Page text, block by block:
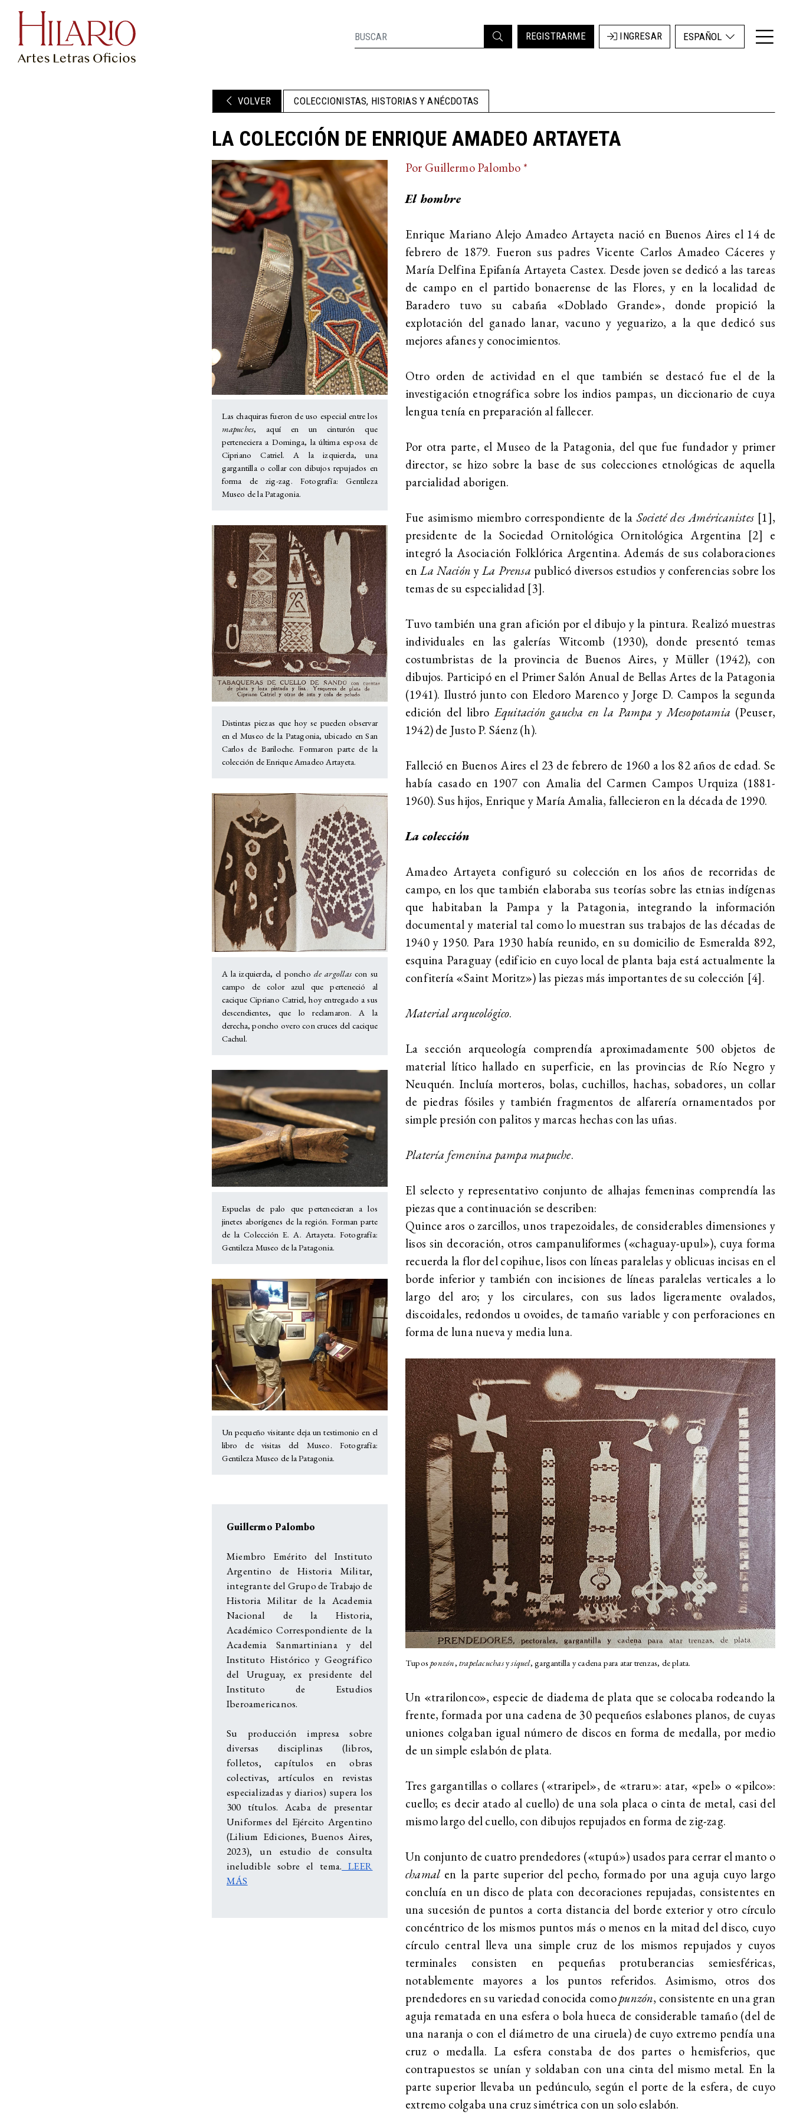
REGISTRARME INGRESAR ESPAÑOL
VOLVER COLECCIONISTAS, HISTORIAS Y ANÉCDOTAS
LA COLECCIÓN DE ENRIQUE AMADEO ARTAYETA
Las chaquiras fueron de uso especial entre los
mapuches, aquí en un cinturón que
perteneciera a Dominga, la última esposa de
Cipriano Catriel. A la izquierda, una
gargantilla o collar con dibujos repujados en
forma de zig-zag. Fotografía: Gentileza
Museo de la Patagonia.
Distintas piezas que hoy se pueden observar
en el Museo de la Patagonia, ubicado en San
Carlos de Bariloche. Formaron parte de la
colección de Enrique Amadeo Artayeta.
A la izquierda, el poncho de argollascon su
campo de color azul que perteneció al
cacique Cipriano Catriel, hoy entregado a sus
descendientes, que lo reclamaron. A la
derecha, poncho overo con cruces del cacique
Cachul.
Espuelas de palo que pertenecieran a los
jinetes aborígenes de la región. Forman parte
de la Colección E. A. Artayeta. Fotografía:
Gentileza Museo de la Patagonia.
Un pequeño visitante deja un testimonio en el
libro de visitas del Museo. Fotografía:
Gentileza Museo de la Patagonia.
Guillermo Palombo
Miembro Emérito del Instituto
Argentino de Historia Militar,
integrante del Grupo de Trabajo de
Historia Militar de la Academia
Nacional de la Historia,
Académico Correspondiente de la
Academia Sanmartiniana y del
Instituto Histórico y Geográfico
del Uruguay, ex presidente del
Instituto de Estudios
Iberoamericanos.
Su producción impresa sobre
diversas disciplinas (libros,
folletos, capítulos en obras
colectivas, artículos en revistas
especializadas y diarios) supera los
300 títulos. Acaba de presentar
Uniformes del Ejército Argentino
(Lilium Ediciones, Buenos Aires,
2023), un estudio de consulta
ineludible sobre el tema. LEER
MÁS
Por Guillermo Palombo *
El hombre
Enrique Mariano Alejo Amadeo Artayeta nació en Buenos Aires el 14 de
febrero de 1879. Fueron sus padres Vicente Carlos Amadeo Cáceres y
María Delfina Epifanía Artayeta Castex. Desde joven se dedicó a las tareas
de campo en el partido bonaerense de las Flores, y en la localidad de
Baradero tuvo su cabaña «Doblado Grande», donde propició la
explotación del ganado lanar, vacuno y yeguarizo, a la que dedicó sus
mejores afanes y conocimientos.
Otro orden de actividad en el que también se destacó fue el de la
investigación etnográfica sobre los indios pampas, un diccionario de cuya
lengua tenía en preparación al fallecer.
Por otra parte, el Museo de la Patagonia, del que fue fundador y primer
director, se hizo sobre la base de sus colecciones etnológicas de aquella
parcialidad aborigen.
Fue asimismo miembro correspondiente de laSocieté des Américanistes [1],
presidente de la Sociedad Ornitológica Ornitológica Argentina [2] e
integró la Asociación Folklórica Argentina. Además de sus colaboraciones
enLa Nación yLa Prensa publicó diversos estudios y conferencias sobre los
temas de su especialidad [3].
Tuvo también una gran afición por el dibujo y la pintura. Realizó muestras
individuales en las galerías Witcomb (1930), donde presentó temas
costumbristas de la provincia de Buenos Aires, y Müller (1942), con
dibujos. Participó en el Primer Salón Anual de Bellas Artes de la Patagonia
(1941). Ilustró junto con Eledoro Marenco y Jorge D. Campos la segunda
edición del libroEquitación gaucha en la Pampa y Mesopotamia (Peuser,
1942) de Justo P. Sáenz (h).
Falleció en Buenos Aires el 23 de febrero de 1960 a los 82 años de edad. Se
había casado en 1907 con Amalia del Carmen Campos Urquiza (1881-
1960). Sus hijos, Enrique y María Amalia, fallecieron en la década de 1990.
La colección
Amadeo Artayeta configuró su colección en los años de recorridas de
campo, en los que también elaboraba sus teorías sobre las etnias indígenas
que habitaban la Pampa y la Patagonia, integrando la información
documental y material tal como lo muestran sus trabajos de las décadas de
1940 y 1950. Para 1930 había reunido, en su domicilio de Esmeralda 892,
esquina Paraguay (edificio en cuyo local de planta baja está actualmente la
confitería «Saint Moritz») las piezas más importantes de su colección [4].
Material arqueológico.
La sección arqueología comprendía aproximadamente 500 objetos de
material lítico hallado en superficie, en las provincias de Río Negro y
Neuquén. Incluía morteros, bolas, cuchillos, hachas, sobadores, un collar
de piedras fósiles y también fragmentos de alfarería ornamentados por
simple presión con palitos y marcas hechas con las uñas.
Platería femenina pampa mapuche.
El selecto y representativo conjunto de alhajas femeninas comprendía las
piezas que a continuación se describen:
Quince aros o zarcillos, unos trapezoidales, de considerables dimensiones y
lisos sin decoración, otros campanuliformes («chaguay-upul»), cuya forma
recuerda la flor del copihue, lisos con líneas paralelas y oblicuas incisas en el
borde inferior y también con incisiones de líneas paralelas verticales a lo
largo del aro; y los circulares, con sus lados ligeramente ovalados,
discoidales, redondos u ovoides, de tamaño variable y con perforaciones en
forma de luna nueva y media luna.
Tuposponzón, trapelacuchasysiquel, gargantilla y cadena para atar trenzas, de plata.
Un «trarilonco», especie de diadema de plata que se colocaba rodeando la
frente, formada por una cadena de 30 pequeños eslabones planos, de cuyas
uniones colgaban igual número de discos en forma de medalla, por medio
de un simple eslabón de plata.
Tres gargantillas o collares («traripel», de «traru»: atar, «pel» o «pilco»:
cuello; es decir atado al cuello) de una sola placa o cinta de metal, casi del
mismo largo del cuello, con dibujos repujados en forma de zig-zag.
Un conjunto de cuatro prendedores («tupú») usados para cerrar el manto o
chamalen la parte superior del pecho, formado por una aguja cuyo largo
concluía en un disco de plata con decoraciones repujadas, consistentes en
una sucesión de puntos a corta distancia del borde exterior y otro círculo
concéntrico de los mismos puntos más o menos en la mitad del disco, cuyo
círculo central lleva una simple cruz de los mismos repujados y cuyos
terminales consisten en pequeñas protuberancias semiesféricas,
notablemente mayores a los puntos referidos. Asimismo, otros dos
prendedores en su variedad conocida comopunzón, consistente en una gran
aguja rematada en una esfera o bola hueca de considerable tamaño (del de
una naranja o con el diámetro de una ciruela) de cuyo extremo pendía una
cruz o medalla. La esfera constaba de dos partes o hemisferios, que
contrapuestos se unían y soldaban con una cinta del mismo metal. En la
parte superior llevaba un pedúnculo, según el porte de la esfera, de cuyo
extremo colgaba una cruz simétrica con un solo eslabón.